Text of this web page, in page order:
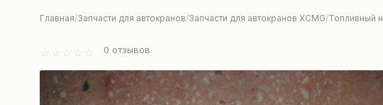
Главная Запчасти для автокранов Запчасти для автокранов XCMG Топливный
0 отзывов